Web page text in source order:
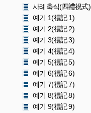
사례축식(四禮祝式)
예기 1(禮記 1)
예기 2(禮記 2)
예기 3(禮記 3)
예기 4(禮記 4)
예기 5(禮記 5)
예기 6(禮記 6)
예기 7(禮記 7)
예기 8(禮記 8)
예기 9(禮記 9)